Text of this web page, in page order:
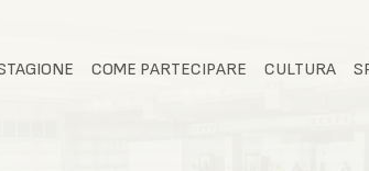
COME PARTECIPARE CULTURA